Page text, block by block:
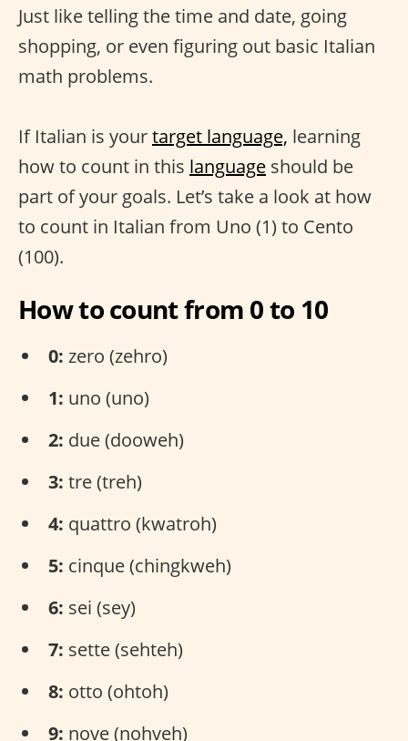
Just like telling the time and date, going
shopping, or even figuring out basic Italian
math problems.
If Italian is yourtarget language, learning
how to count in this language should be
part of your goals. Let’s take a look at how
to count in Italian from Uno (1) to Cento
(100).
How to count from 0 to 10
0: zero (zehro)
1: uno (uno)
2: due (dooweh)
3: tre (treh)
4: quattro (kwatroh)
5: cinque (chingkweh)
6: sei (sey)
7: sette (sehteh)
8: otto (ohtoh)
9: nove (nohveh)